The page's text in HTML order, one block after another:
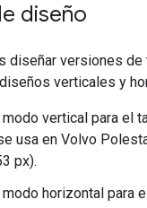
diseño
diseñar versiones
verticales y
vertical para el
usa en Volvo
px).
horizontal para